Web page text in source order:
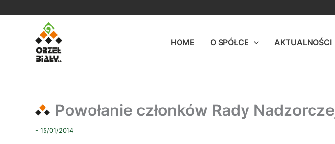
HOME
O SPÓŁCE AKTUALNOŚCI
Powołanie członków Rady
- 15/01/2014